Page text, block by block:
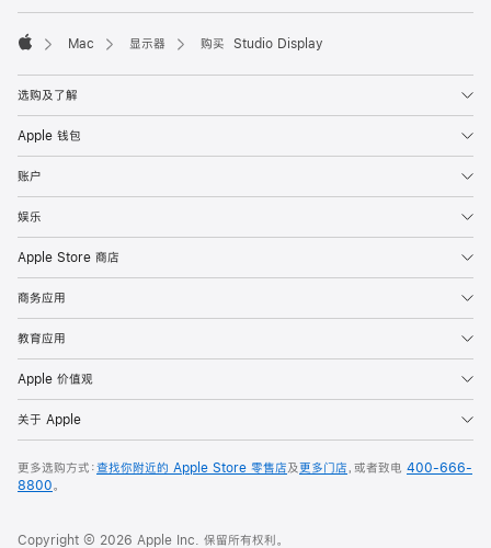
Mac 显示器 购买 Studio Display
选购及了解
Apple 钱包
账户
娱乐
Apple Store 商店
商务应用
教育应用
Apple 价值观
关于 Apple
更多选购方式：查找你附近的 Apple Store 零售店及更多门店，或者致电 400-666-
8800。
Copyright © 2026 Apple Inc. 保留所有权利。